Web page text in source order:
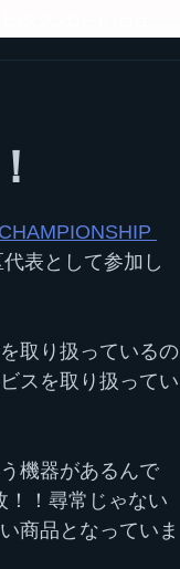
表として参加し
取り扱っているの
スを取り扱ってい
機器があるんで
！！尋常じゃない
商品となっていま